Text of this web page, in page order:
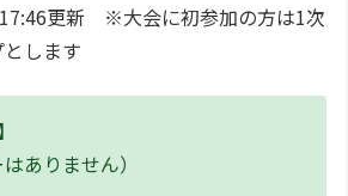
更新 ※大会に初参加の方は1次
します
ありません）